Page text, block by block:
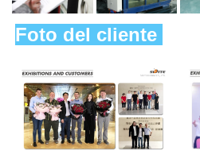
Foto del cliente